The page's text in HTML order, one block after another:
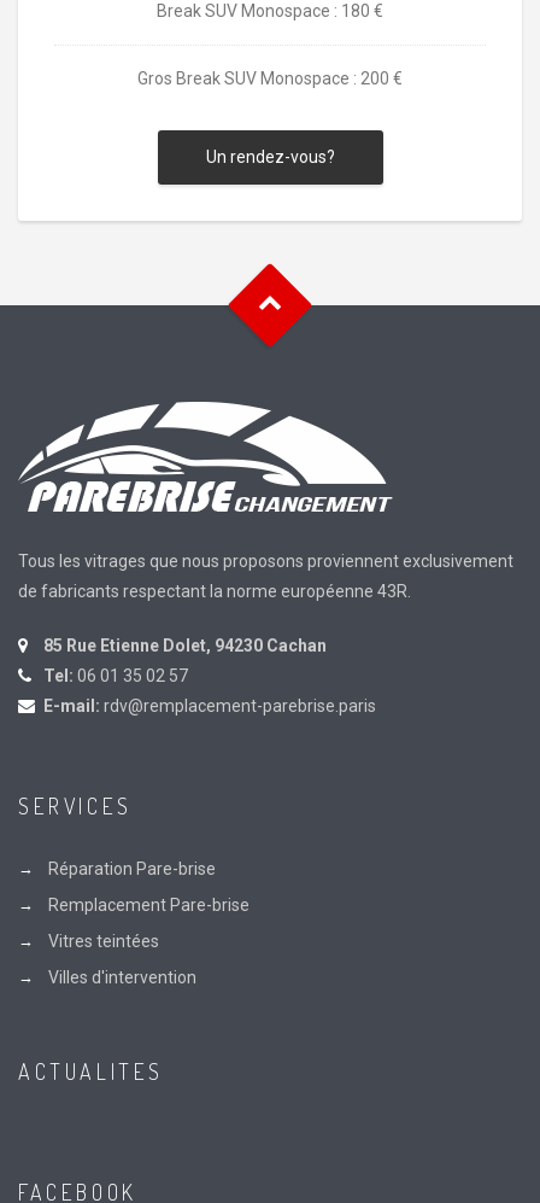
Break SUV Monospace : 180 €
Gros Break SUV Monospace : 200 €
Un rendez-vous?
Tous les vitrages que nous proposons proviennent exclusivement
de fabricants respectant la norme européenne 43R.
85 Rue Etienne Dolet, 94230 Cachan
Tel: 06 01 35 02 57
E-mail: rdv@remplacement-parebrise.paris
SERVICES
Réparation Pare-brise
Remplacement Pare-brise
Vitres teintées
Villes d'intervention
ACTUALITES
FACEBOOK